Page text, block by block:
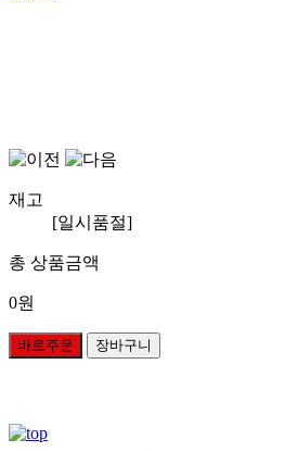
재고
[일시품절]
총 상품금액
0원
바로주문 장바구니